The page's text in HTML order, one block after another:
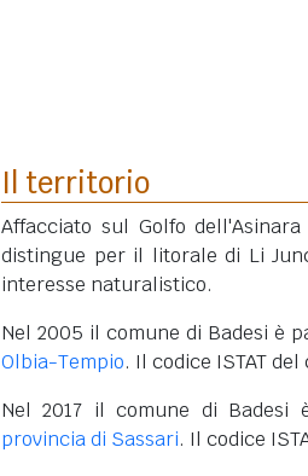
Il territorio
Affacciato sul Golfo
distingue per il litorale di Li
interesse naturalistico.
Nel 2005 il comune di Badesi è
Olbia-Tempio. Il codice ISTAT
Nel 2017 il comune di Badesi
provincia di Sassari. Il codice